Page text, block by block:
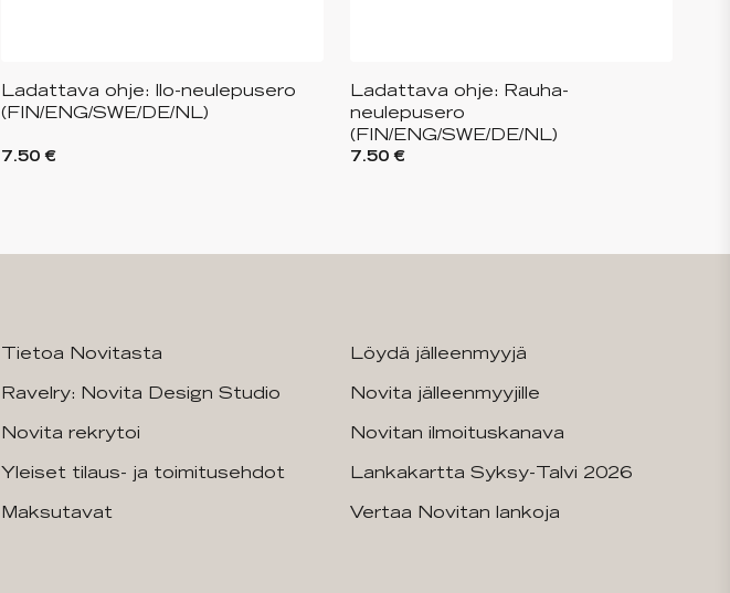
Ladattava ohje: Ilo-neulepusero
(FIN/ENG/SWE/DE/NL)
7.50 €
Ladattava ohje: Rauha-
neulepusero
(FIN/ENG/SWE/DE/NL)
7.50 €
Tietoa Novitasta
Ravelry: Novita Design Studio
Novita rekrytoi
Yleiset tilaus- ja toimitusehdot
Maksutavat
Löydä jälleenmyyjä
Novita jälleenmyyjille
Novitan ilmoituskanava
Lankakartta Syksy-Talvi 2026
Vertaa Novitan lankoja